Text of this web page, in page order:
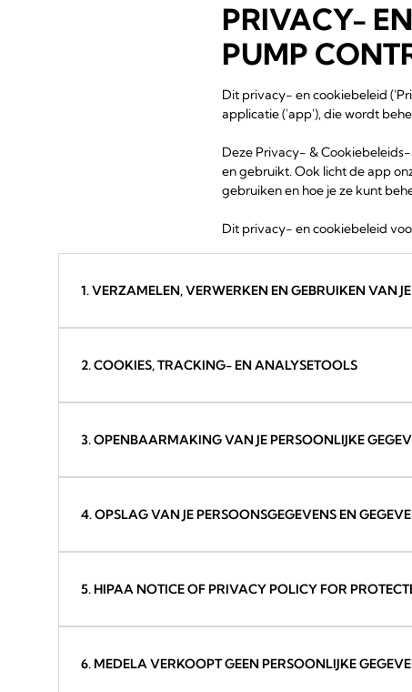
PRIVACY-
PUMP
Dit privacy- en cookiebeleid
applicatie ('app'), die wordt
Deze Privacy- &
en gebruikt. Ook licht de app
gebruiken en hoe je ze kunt
Dit privacy- en cookiebeleid
1. VERZAMELEN, VERWERKEN EN GEBRUIKEN VAN
2. COOKIES, TRACKING- EN ANALYSETOOLS
3. OPENBAARMAKING VAN JE PERSOONLIJKE
4. OPSLAG VAN JE PERSOONSGEGEVENS EN
5. HIPAA NOTICE OF PRIVACY POLICY FOR
6. MEDELA VERKOOPT GEEN PERSOONLIJKE